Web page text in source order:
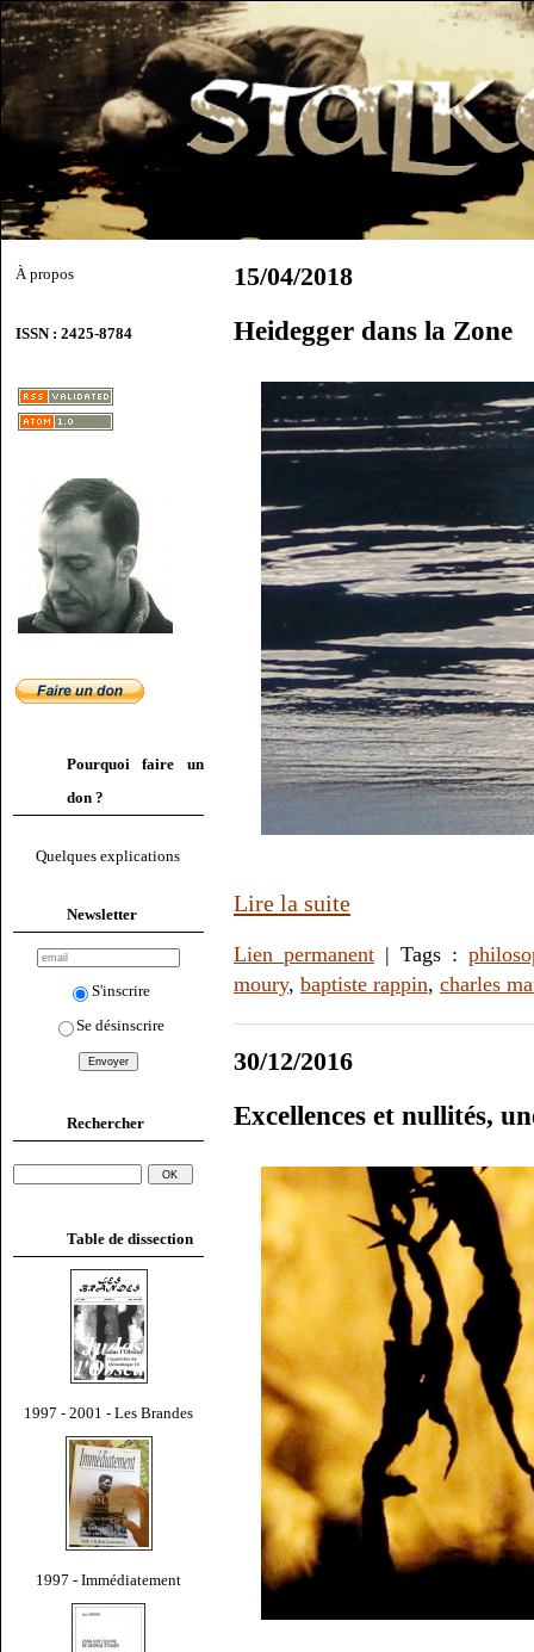
À propos
ISSN : 2425-8784
Pourquoi faire un
don ?
Quelques explications
Newsletter
S'inscrire
Se désinscrire
Rechercher
Table de dissection
1997 - 2001 - Les Brandes
1997 - Immédiatement
15/04/2018
Heidegger dans la Zone
Lire la suite
Lien permanent| Tags :
moury, baptiste rappin, charles
30/12/2016
Excellences et nullités,